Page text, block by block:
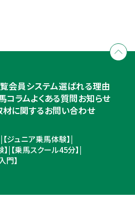
申込
会員システム選ばれる理由
コラムよくある質問お知らせ
材に関するお問い合わせ
| 【ジュニア乗馬体験】|
| 【乗馬スクール45分】|
門】